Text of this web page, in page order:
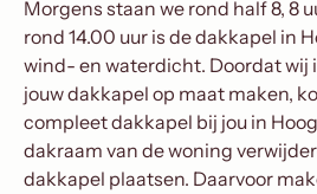
Morgens staan we rond half 8, 8
rond 14.00 uur is de dakkapel in
wind- en waterdicht. Doordat wij
jouw dakkapel op maat maken,
compleet dakkapel bij jou in
dakraam van de woning
dakkapel plaatsen. Daarvoor